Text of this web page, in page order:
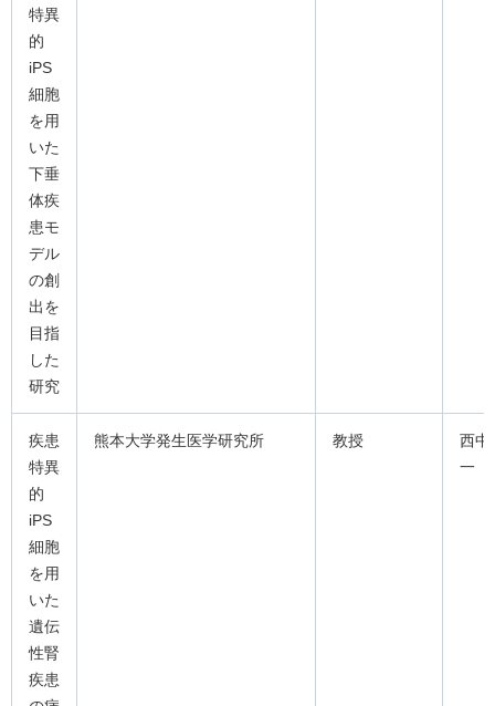
特異
的
iPS
細胞
を用
いた
下垂
体疾
患モ
デル
の創
出を
目指
した
研究
疾患
特異
的
iPS
細胞
を用
いた
遺伝
性腎
疾患
熊本大学発生医学研究所 教授
西
一